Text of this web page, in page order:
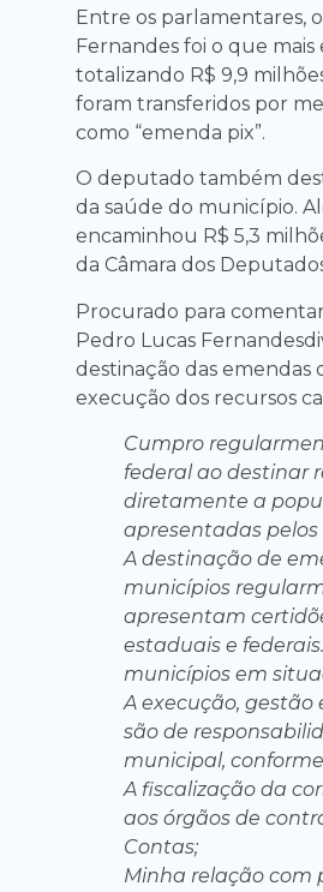
Entre os parlamentares,
Fernandes foi o que
totalizando R$ 9,9
foram transferidos por
como “emenda pix”.
O deputado também
da saúde do município.
encaminhou R$ 5,3
da Câmara dos
Procurado para
Pedro Lucas
destinação das
execução dos recursos
Cumpro
federal ao destinar
diretamente a
apresentadas
A destinação de
municípios
apresentam
estaduais e
municípios em
A execução, gestão
são de
municipal,
A fiscalização da
aos órgãos de
Contas;
Minha relação com